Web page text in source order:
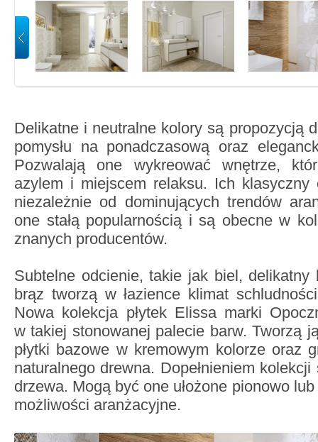
Delikatne i neutralne kolory są propozycją
pomysłu na ponadczasową oraz
Pozwalają one wykreować wnętrze,
azylem i miejscem relaksu. Ich klasyczny
niezależnie od dominujących trendów
one stałą popularnością i są obecne w
znanych producentów.
Subtelne odcienie, takie jak biel, delikatny
brąz tworzą w łazience klimat
Nowa kolekcja płytek Elissa marki
w takiej stonowanej palecie barw. Tworzą
płytki bazowe w kremowym kolorze oraz
naturalnego drewna. Dopełnieniem
drzewa. Mogą być one ułożone pionowo
możliwości aranżacyjne.